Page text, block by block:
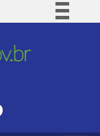
BR